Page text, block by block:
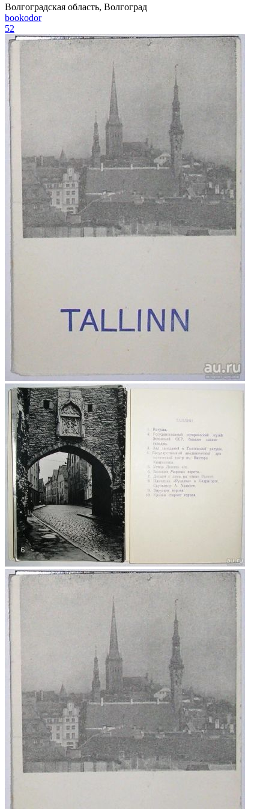
Волгоградская область, Волгоград
bookodor
52